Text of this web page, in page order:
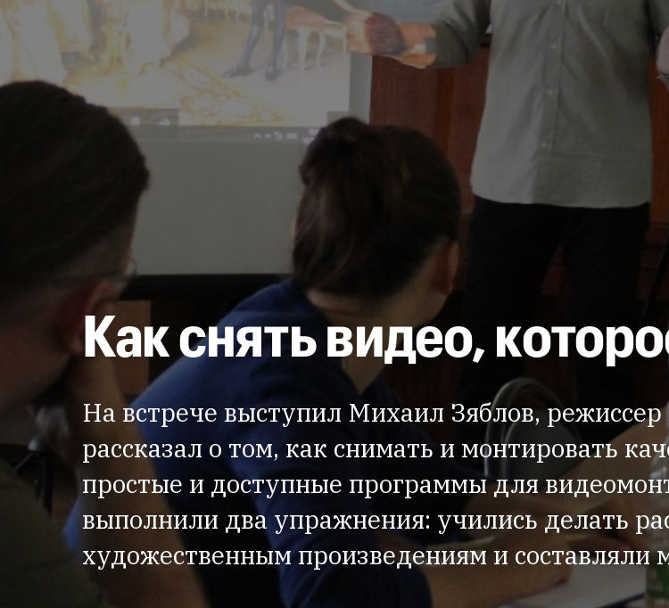
Как снять видео,
На встрече выступил Михаил Зяблов,
рассказал о том, как снимать и монтировать
простые и доступные программы для
выполнили два упражнения: учились делать
художественным произведениям и